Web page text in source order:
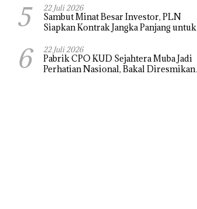
5 22 Juli 2026
Sambut Minat Besar Investor, PLN
Siapkan Kontrak Jangka Panjang untuk
6 22 Juli 2026
Pabrik CPO KUD Sejahtera Muba Jadi
Perhatian Nasional, Bakal Diresmikan